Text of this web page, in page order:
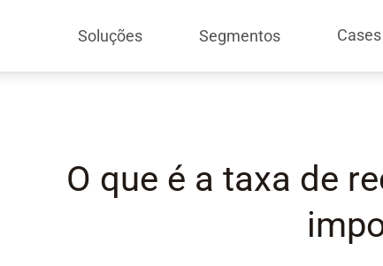
Soluções Segmentos Cases
O que é a taxa de